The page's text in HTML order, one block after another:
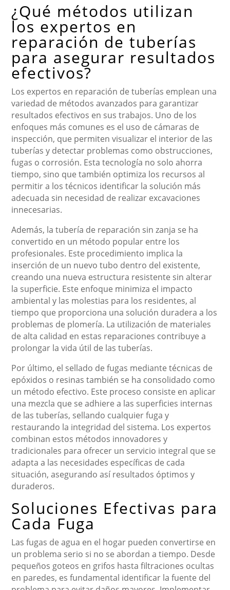
¿Qué métodos utilizan
los expertos en
reparación de tuberías
para asegurar resultados
efectivos?
Los expertos en reparación de tuberías emplean una
variedad de métodos avanzados para garantizar
resultados efectivos en sus trabajos. Uno de los
enfoques más comunes es el uso de cámaras de
inspección, que permiten visualizar el interior de las
tuberías y detectar problemas como obstrucciones,
fugas o corrosión. Esta tecnología no solo ahorra
tiempo, sino que también optimiza los recursos al
permitir a los técnicos identificar la solución más
adecuada sin necesidad de realizar excavaciones
innecesarias.
Además, la tubería de reparación sin zanja se ha
convertido en un método popular entre los
profesionales. Este procedimiento implica la
inserción de un nuevo tubo dentro del existente,
creando una nueva estructura resistente sin alterar
la superficie. Este enfoque minimiza el impacto
ambiental y las molestias para los residentes, al
tiempo que proporciona una solución duradera a los
problemas de plomería. La utilización de materiales
de alta calidad en estas reparaciones contribuye a
prolongar la vida útil de las tuberías.
Por último, el sellado de fugas mediante técnicas de
epóxidos o resinas también se ha consolidado como
un método efectivo. Este proceso consiste en aplicar
una mezcla que se adhiere a las superficies internas
de las tuberías, sellando cualquier fuga y
restaurando la integridad del sistema. Los expertos
combinan estos métodos innovadores y
tradicionales para ofrecer un servicio integral que se
adapta a las necesidades específicas de cada
situación, asegurando así resultados óptimos y
duraderos.
Soluciones Efectivas para
Cada Fuga
Las fugas de agua en el hogar pueden convertirse en
un problema serio si no se abordan a tiempo. Desde
pequeños goteos en grifos hasta filtraciones ocultas
en paredes, es fundamental identificar la fuente del